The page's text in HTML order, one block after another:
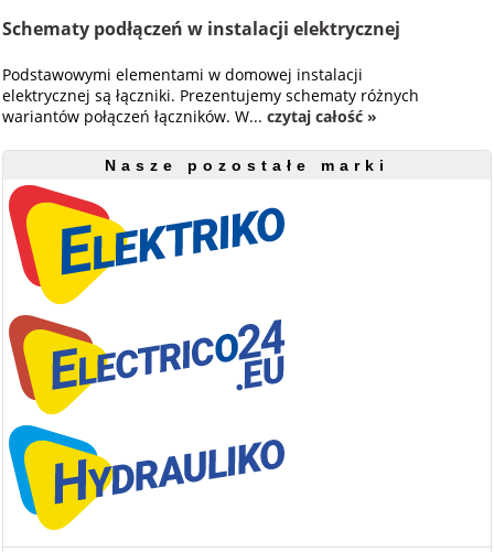
Schematy podłączeń w instalacji elektrycznej
Podstawowymi elementami w domowej instalacji
elektrycznej są łączniki. Prezentujemy schematy różnych
wariantów połączeń łączników. W...czytaj całość »
Nasze pozostałe marki